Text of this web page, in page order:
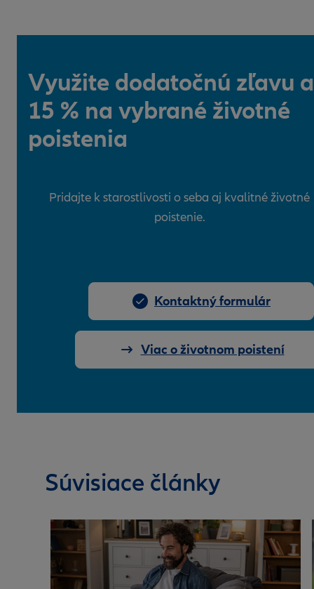
Využite dodatočnú zľavu
15 % na vybrané životné
poistenia
Pridajte k starostlivosti o seba aj kvalitné životné
poistenie.
Kontaktný formulár
Viac o životnom poistení
Súvisiace články